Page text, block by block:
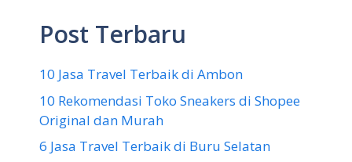
Post Terbaru
10 Jasa Travel Terbaik di Ambon
10 Rekomendasi Toko Sneakers di Shopee
Original dan Murah
6 Jasa Travel Terbaik di Buru Selatan